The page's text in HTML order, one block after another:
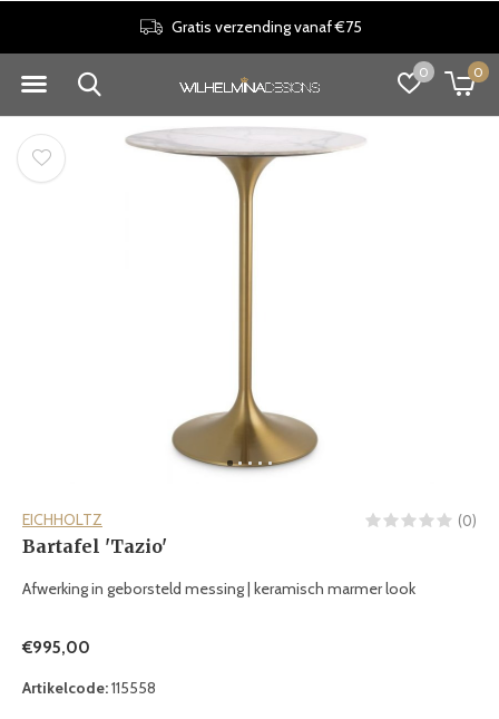
0 0
Gratis verzending vanaf €75
EICHHOLTZ (0)
Bartafel 'Tazio'
Afwerking in geborsteld messing | keramisch marmer look
€995,00
Artikelcode:115558